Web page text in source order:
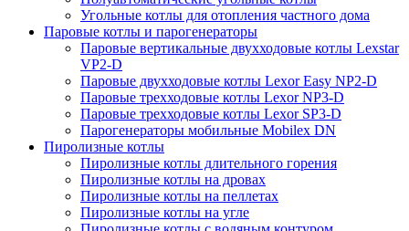
Угольные котлы для отопления частного дома
Паровые котлы и парогенераторы
Паровые вертикальные двухходовые котлы Lexstar
VP2-D
Паровые двухходовые котлы Lexor Easy NP2-D
Паровые трехходовые котлы Lexor NP3-D
Паровые трехходовые котлы Lexor SP3-D
Парогенераторы мобильные Mobilex DN
Пиролизные котлы
Пиролизные котлы длительного горения
Пиролизные котлы на дровах
Пиролизные котлы на пеллетах
Пиролизные котлы на угле